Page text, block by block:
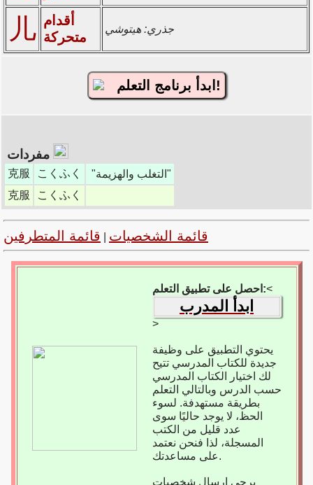
儿 أقدام
متحركة
جذري: هيتوشي
ابدأ برنامج التعلم!
克服 こくふく
"التغلب والهزيمة"
克服
こくふく
قائمة الشخصيات قائمة المتطرفين
احصل على تطبيق التعلم:<
ابدأ المدرب
>
يحتوي التطبيق على وظيفة
جديدة للكتاب المدرسي تتيح
لك اختيار الكتاب المدرسي
حسب الدرس وبالتالي التعلم
بطريقة مستهدفة. لسوء
الحظ، لا يوجد حاليًا سوى
عدد قليل من الكتب
المسجلة، لذا فنحن نعتمد
على مساعدتك.
يرجى إرسال شخصيات